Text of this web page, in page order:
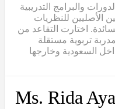
والبرامج التدريبية
الأصليين للنظريات
اختارت التقاعد من
الآن كمدربة تربوية مستقلة
السعودية وخارجها
Ms. Rida